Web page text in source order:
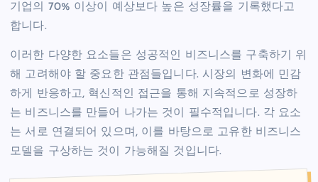
기업의 70% 이상이 예상보다 높은 성장률을 기록했다고
합니다.
이러한 다양한 요소들은 성공적인 비즈니스를 구축하기 위
해 고려해야 할 중요한 관점들입니다. 시장의 변화에 민감
하게 반응하고, 혁신적인 접근을 통해 지속적으로 성장하
는 비즈니스를 만들어 나가는 것이 필수적입니다. 각 요소
는 서로 연결되어 있으며, 이를 바탕으로 고유한 비즈니스
모델을 구상하는 것이 가능해질 것입니다.